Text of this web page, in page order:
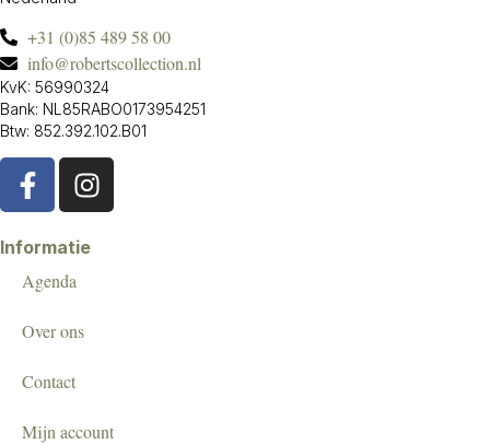
+31 (0)85 489 58 00
info@robertscollection.nl
KvK: 56990324
Bank: NL85RABO0173954251
Btw: 852.392.102.B01
Informatie
Agenda
Over ons
Contact
Mijn account